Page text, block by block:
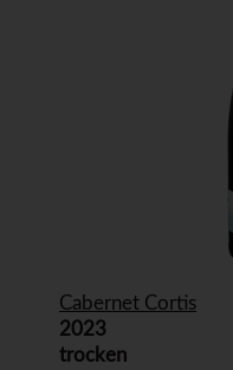
Cabernet Cortis
2023
trocken